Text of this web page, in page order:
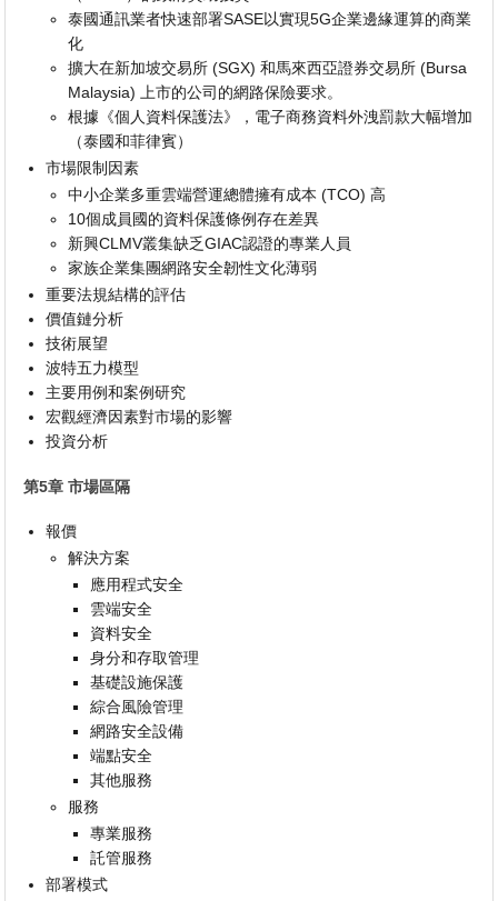
泰國通訊業者快速部署SASE以實現5G企業邊緣運算的商業
化
擴大在新加坡交易所 (SGX) 和馬來西亞證券交易所 (Bursa
Malaysia) 上市的公司的網路保險要求。
根據《個人資料保護法》，電子商務資料外洩罰款大幅增加
（泰國和菲律賓）
市場限制因素
中小企業多重雲端營運總體擁有成本 (TCO) 高
10個成員國的資料保護條例存在差異
新興CLMV叢集缺乏GIAC認證的專業人員
家族企業集團網路安全韌性文化薄弱
重要法規結構的評估
價值鏈分析
技術展望
波特五力模型
主要用例和案例研究
宏觀經濟因素對市場的影響
投資分析
第5章 市場區隔
報價
解決方案
應用程式安全
雲端安全
資料安全
身分和存取管理
基礎設施保護
綜合風險管理
網路安全設備
端點安全
其他服務
服務
專業服務
託管服務
部署模式